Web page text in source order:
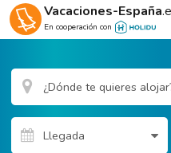
Vacaciones-España
En cooperación con